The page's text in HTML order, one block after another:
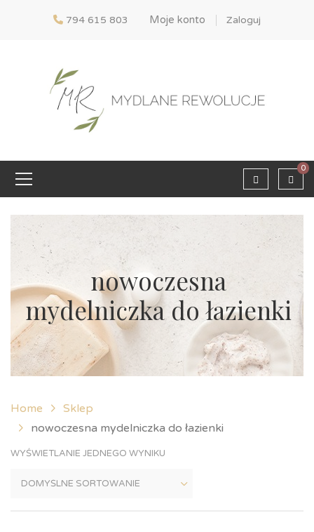
794 615 803 Moje konto Zaloguj
0
nowoczesna
mydelniczka do łazienki
Home
Sklep
nowoczesna mydelniczka do łazienki
WYŚWIETLANIE JEDNEGO WYNIKU